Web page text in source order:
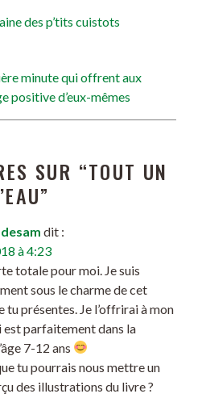
des p’tits cuistots
minute qui offrent aux
positive d’eux-mêmes
SUR “TOUT UN
”
dit :
à 4:23
totale pour moi. Je suis
sous le charme de cet
tu présentes. Je l’offrirai à mon
est parfaitement dans la
7-12 ans
tu pourrais nous mettre un
des illustrations du livre ?